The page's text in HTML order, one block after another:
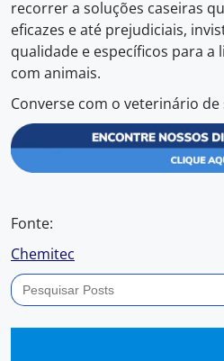
recorrer a soluções caseiras
eficazes e até prejudiciais,
qualidade e específicos para a
com animais.
Converse com o veterinário de
Fonte:
Chemitec
Search
for: